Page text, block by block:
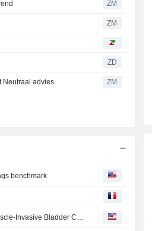
ZM
ZM
ZD
Neutraal advies ZM
benchmark
Merck's Keytruda Gets Canadian Approval to Treat Muscle-Invasive Bladder Cancer